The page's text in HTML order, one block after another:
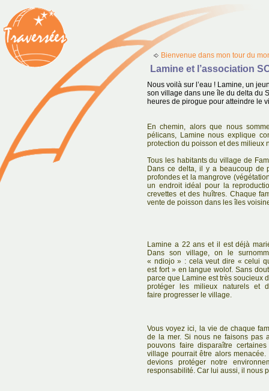
Bienvenue dans mon tour du
Lamine et l’association
Nous voilà sur l’eau ! Lamine, un
son village dans une île du delta du
heures de pirogue pour atteindre le
En chemin, alors que nous
pélicans, Lamine nous explique
protection du poisson et des milieux
Tous les habitants du village de
Dans ce delta, il y a beaucoup de
profondes et la mangrove
un endroit idéal pour la
crevettes et des huîtres. Chaque
vente de poisson dans les îles
Lamine a 22 ans et il est déjà
Dans son village, on le
« ndiojo » : cela veut dire « celui
est fort » en langue wolof. Sans
parce que Lamine est très soucieux
protéger les milieux naturels et
faire progresser le village.
Vous voyez ici, la vie de chaque
de la mer. Si nous ne faisons pas
pouvons faire disparaître
village pourrait être alors
devions protéger notre
responsabilité. Car lui aussi, il nous